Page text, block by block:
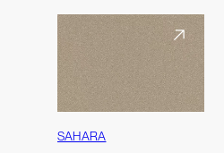
SAHARA